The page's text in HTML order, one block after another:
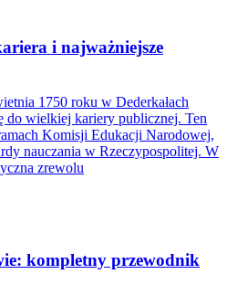
i najważniejsze
1750 roku w Dederkałach
do wielkiej kariery publicznej. Ten
Komisji Edukacji Narodowej,
nauczania w Rzeczypospolitej. W
zrewolu
kompletny przewodnik